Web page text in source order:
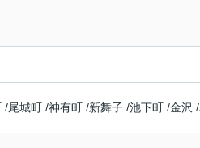
/尾城町 /神有町 /新舞子 /池下町 /金沢 /